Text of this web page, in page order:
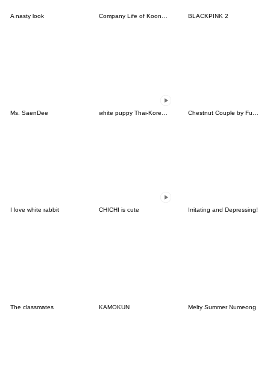
A nasty look BLACKPINK 2
Ms. SaenDee
I love white rabbit CHICHI is cute Irritating and Depressing!
The classmates KAMOKUN Melty Summer Numeong